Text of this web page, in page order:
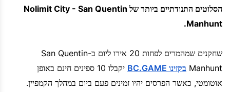
הסלוטים התנודתיים ביותר של Nolimit City - San Quentin
Manhunt.
שחקנים שמהמרים לפחות 20 אירו ליום ב-San Quentin
Manhunt בקזינו BC.GAME
יקבלו 10 ספינים חינם באופן
אוטומטי, כאשר הפרסים יהיו זמינים פעם ביום במהלך הקמפיין.